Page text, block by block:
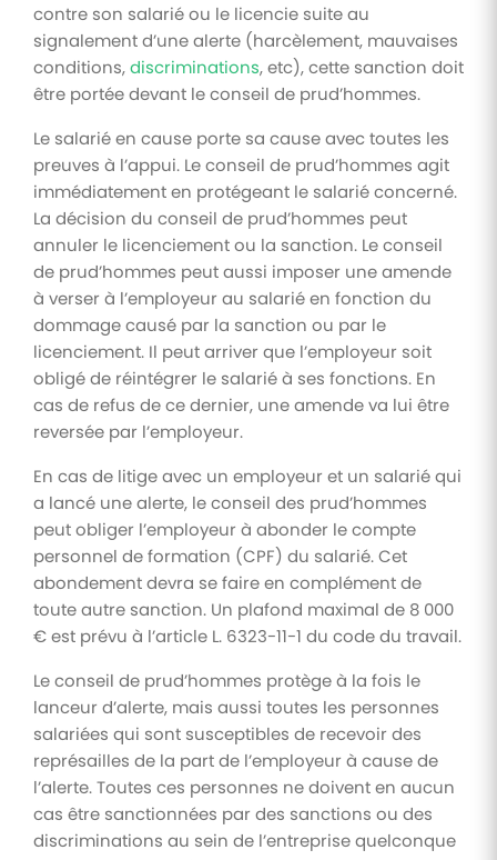
contre son salarié ou le licencie suite au
signalement d’une alerte (harcèlement, mauvaises
conditions,discriminations, etc), cette sanction doit
être portée devant le conseil de prud’hommes.
Le salarié en cause porte sa cause avec toutes les
preuves à l’appui. Le conseil de prud’hommes agit
immédiatement en protégeant le salarié concerné.
La décision du conseil de prud’hommes peut
annuler le licenciement ou la sanction. Le conseil
de prud’hommes peut aussi imposer une amende
à verser à l’employeur au salarié en fonction du
dommage causé par la sanction ou par le
licenciement. Il peut arriver que l’employeur soit
obligé de réintégrer le salarié à ses fonctions. En
cas de refus de ce dernier, une amende va lui être
reversée par l’employeur.
En cas de litige avec un employeur et un salarié qui
a lancé une alerte, le conseil des prud’hommes
peut obliger l’employeur à abonder le compte
personnel de formation (CPF) du salarié. Cet
abondement devra se faire en complément de
toute autre sanction. Un plafond maximal de 8 000
€ est prévu à l’article L. 6323-11-1 du code du travail.
Le conseil de prud’hommes protège à la fois le
lanceur d’alerte, mais aussi toutes les personnes
salariées qui sont susceptibles de recevoir des
représailles de la part de l’employeur à cause de
l’alerte. Toutes ces personnes ne doivent en aucun
cas être sanctionnées par des sanctions ou des
discriminations au sein de l’entreprise quelconque